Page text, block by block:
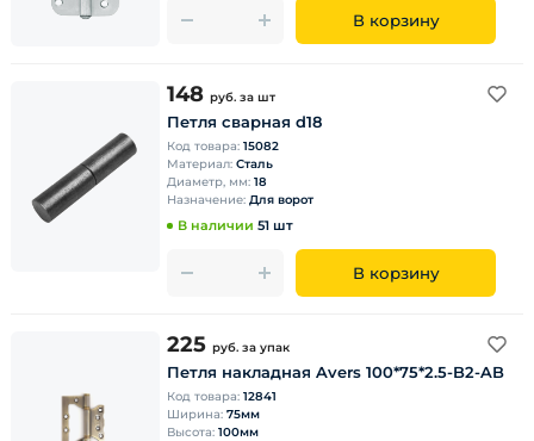
В корзину
148 руб. за шт
Петля сварная d18
Код товара: 15082
Материал: Сталь
Диаметр, мм: 18
Назначение: Для ворот
В наличии 51 шт
В корзину
225 руб. за упак
Петля накладная Avers 100*75*2.5-B2-AB
Код товара: 12841
Ширина: 75мм
Высота: 100мм